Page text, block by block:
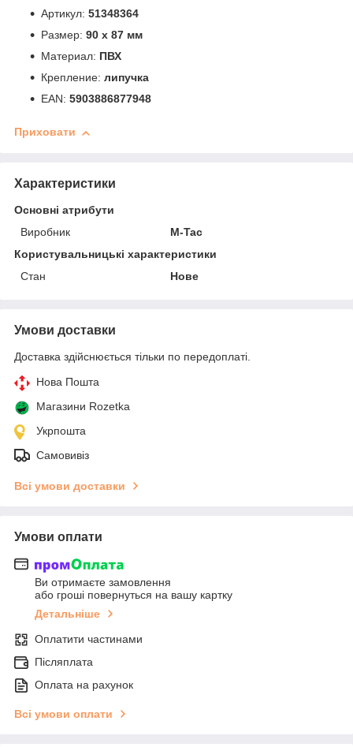
Артикул: 51348364
Размер: 90 х 87 мм
Материал: ПВХ
Крепление: липучка
EAN: 5903886877948
Приховати
Характеристики
Основні атрибути
Виробник
M-Tac
Користувальницькі характеристики
Стан
Нове
Умови доставки
Доставка здійснюється тільки по передоплаті.
Нова Пошта
Магазини Rozetka
Укрпошта
Самовивіз
Всі умови доставки
Умови оплати
Ви отримаєте замовлення
або гроші повернуться на вашу картку
Детальніше
Оплатити частинами
Післяплата
Оплата на рахунок
Всі умови оплати